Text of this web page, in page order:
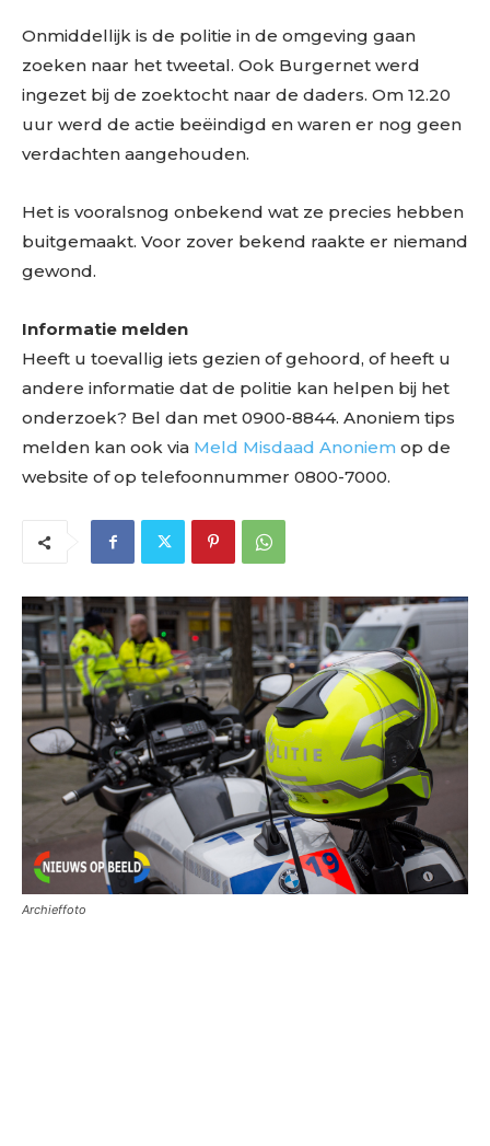
Onmiddellijk is de politie in de omgeving gaan
zoeken naar het tweetal. Ook Burgernet werd
ingezet bij de zoektocht naar de daders. Om 12.20
uur werd de actie beëindigd en waren er nog geen
verdachten aangehouden.
Het is vooralsnog onbekend wat ze precies hebben
buitgemaakt. Voor zover bekend raakte er niemand
gewond.
Informatie melden
Heeft u toevallig iets gezien of gehoord, of heeft u
andere informatie dat de politie kan helpen bij het
onderzoek? Bel dan met 0900-8844. Anoniem tips
melden kan ook via Meld Misdaad Anoniem op de
website of op telefoonnummer 0800-7000.
Archieffoto